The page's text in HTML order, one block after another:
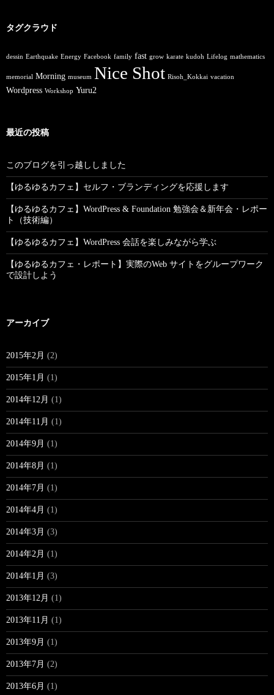
タグクラウド
dessin Earthquake Energy Facebook family fast grow karate kudoh Lifelog mathematics
memorial Morning museum Nice Shot Risoh_Kokkai vacation
Wordpress Workshop Yuru2
最近の投稿
このブログを引っ越ししました
【ゆるゆるカフェ】セルフ・ブランディングを応援します
【ゆるゆるカフェ】WordPress & Foundation 勉強会＆新年会・レポー
ト（技術編）
【ゆるゆるカフェ】WordPress 会話を楽しみながら学ぶ
【ゆるゆるカフェ・レポート】実際のWeb サイトをグループワーク
で設計しよう
アーカイブ
2015年2月 (2)
2015年1月 (1)
2014年12月 (1)
2014年11月 (1)
2014年9月 (1)
2014年8月 (1)
2014年7月 (1)
2014年4月 (1)
2014年3月 (3)
2014年2月 (1)
2014年1月 (3)
2013年12月 (1)
2013年11月 (1)
2013年9月 (1)
2013年7月 (2)
2013年6月 (1)